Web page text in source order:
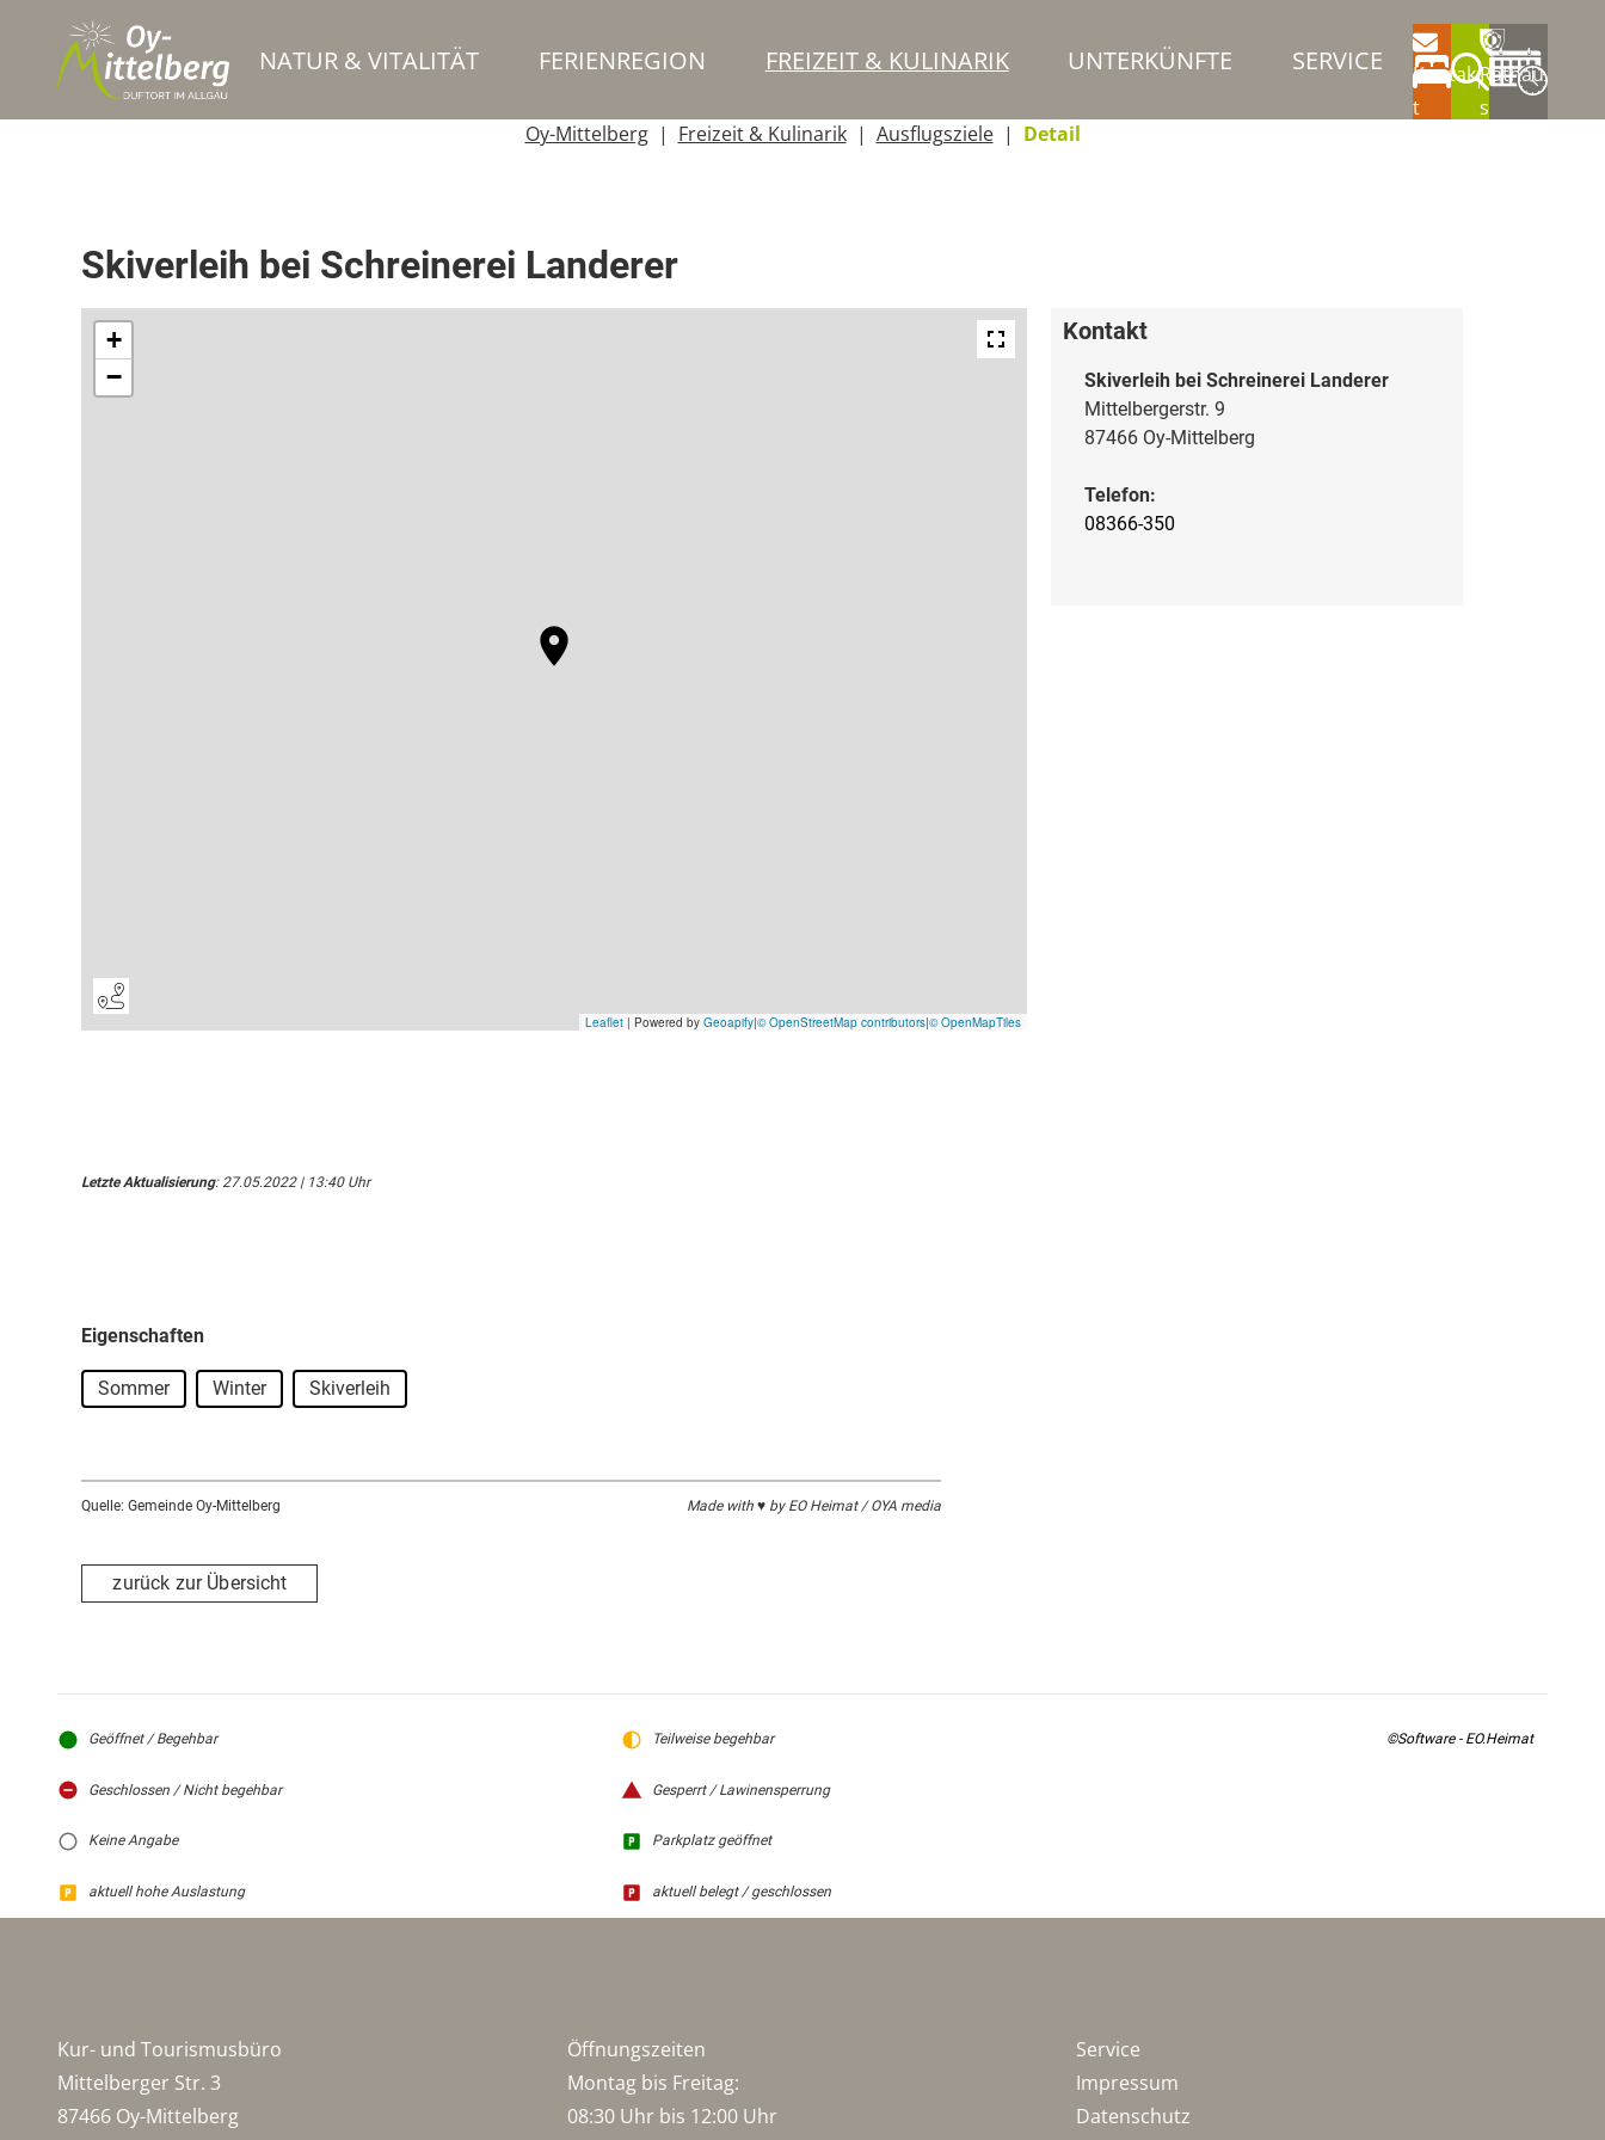
NATUR & VITALITÄT FERIENREGION FREIZEIT & KULINARIK UNTERKÜNFTE SERVICE
Kontak
t
Rathau
s
Oy-Mittelberg
Freizeit & Kulinarik Ausflugsziele Detail
Skiverleih bei Schreinerei Landerer
Letzte Aktualisierung: 27.05.2022 | 13:40 Uhr
Eigenschaften
Sommer Winter Skiverleih
Quelle: Gemeinde Oy-Mittelberg Made with ♥ by EO Heimat / OYA media
zurück zur Übersicht
Kontakt
Skiverleih bei Schreinerei Landerer
Mittelbergerstr. 9
87466 Oy-Mittelberg
Telefon:
08366-350
Geöffnet / Begehbar Teilweise begehbar
Geschlossen / Nicht begehbar Gesperrt / Lawinensperrung
Keine Angabe Parkplatz geöffnet
aktuell hohe Auslastung aktuell belegt / geschlossen
©Software - EO.Heimat
Kur- und Tourismusbüro
Mittelberger Str. 3
87466 Oy-Mittelberg
Öffnungszeiten
Montag bis Freitag:
08:30 Uhr bis 12:00 Uhr
Service
Impressum
Datenschutz